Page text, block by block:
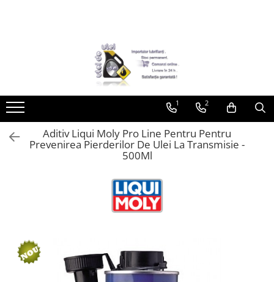
► Detailing si cosmetica
Curatare tapiterie auto
Curatare si intretinere piele
Plastice interioare
Perii si pensule
Polish auto
Jante si anvelope
1 2
Aditiv Liqui Moly Pro Line Pentru Pentru
Prevenirea Pierderilor De Ulei La Transmisie -
500Ml